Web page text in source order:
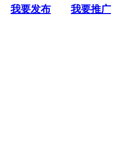
我要发布 我要推广